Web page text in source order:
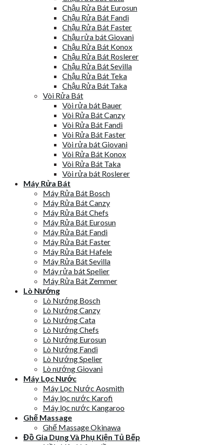
Chậu Rửa Bát Eurosun
Chậu Rửa Bát Fandi
Chậu Rửa Bát Faster
Chậu rửa bát Giovani
Chậu Rửa Bát Konox
Chậu Rửa Bát Roslerer
Chậu Rửa Bát Sevilla
Chậu Rửa Bát Teka
Chậu Rửa Bát Taka
Vòi Rửa Bát
Vòi rửa bát Bauer
Vòi Rửa Bát Canzy
Vòi Rửa Bát Fandi
Vòi Rửa Bát Faster
Vòi rửa bát Giovani
Vòi Rửa Bát Konox
Vòi Rửa Bát Taka
Vòi rửa bát Roslerer
Máy Rửa Bát
Máy Rửa Bát Bosch
Máy Rửa Bát Canzy
Máy Rửa Bát Chefs
Máy Rửa Bát Eurosun
Máy Rửa Bát Fandi
Máy Rửa Bát Faster
Máy Rửa Bát Hafele
Máy Rửa Bát Sevilla
Máy rửa bát Spelier
Máy Rửa Bát Zemmer
Lò Nướng
Lò Nướng Bosch
Lò Nướng Canzy
Lò Nướng Cata
Lò Nướng Chefs
Lò Nướng Eurosun
Lò Nướng Fandi
Lò Nướng Spelier
Lò nướng Giovani
Máy Lọc Nước
Máy Lọc Nước Aosmith
Máy lọc nước Karofi
Máy lọc nước Kangaroo
Ghế Massage
Ghế Massage Okinawa
Đồ Gia Dụng Và Phụ Kiện Tủ Bếp